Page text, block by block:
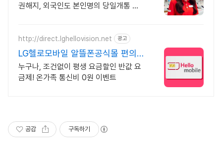
권해지, 외국인도 본인명의 당일개통 가
http://direct.lghellovision.net 광고
LG헬로모바일 알뜰폰공식몰 편의
점 유심, 이심 즉시개통
누구나, 조건없이 평생 요금할인 반값 요
금제! 온가족 통신비 0원 이벤트
공감 구독하기